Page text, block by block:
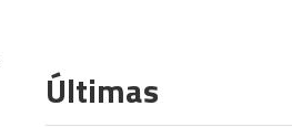
Últimas